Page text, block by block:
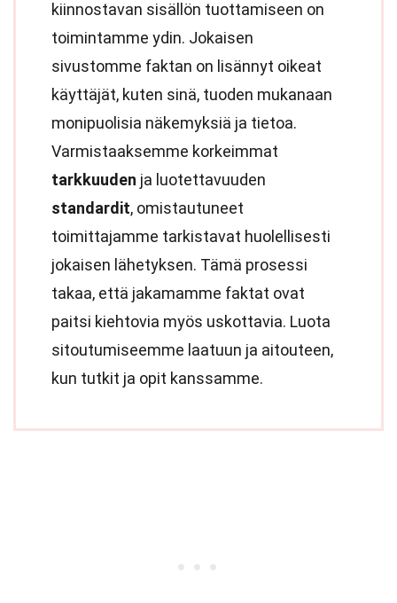
kiinnostavan sisällön tuottamiseen on
toimintamme ydin. Jokaisen
sivustomme faktan on lisännyt oikeat
käyttäjät, kuten sinä, tuoden mukanaan
monipuolisia näkemyksiä ja tietoa.
Varmistaaksemme korkeimmat
tarkkuuden ja luotettavuuden
standardit, omistautuneet
toimittajamme tarkistavat huolellisesti
jokaisen lähetyksen. Tämä prosessi
takaa, että jakamamme faktat ovat
paitsi kiehtovia myös uskottavia. Luota
sitoutumiseemme laatuun ja aitouteen,
kun tutkit ja opit kanssamme.